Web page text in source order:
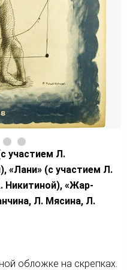
участием Л.
«Лани» (с участием Л.
Никитиной), «Жар-
Л. Мясина, Л.
обложке на скрепках.